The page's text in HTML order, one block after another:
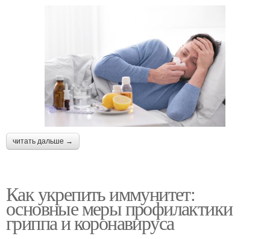
читать дальше →
Как укрепить иммунитет:
основные меры профилактики
гриппа и коронавируса